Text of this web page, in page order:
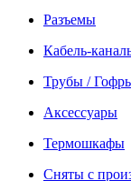
Разъемы
Кабель-
Трубы /
Аксессуары
Термошкафы
Сняты с